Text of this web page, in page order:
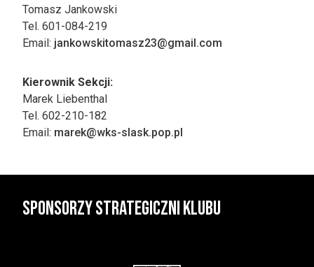
Tomasz Jankowski
Tel. 601-084-219
Email: jankowskitomasz23@gmail.com
Kierownik Sekcji:
Marek Liebenthal
Tel. 602-210-182
Email: marek@wks-slask.pop.pl
Sponsorzy strategiczni klubu